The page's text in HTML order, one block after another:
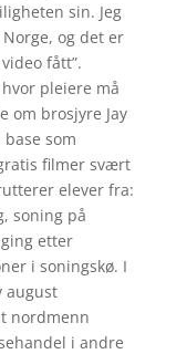
sin. Jeg
og det er
fått”.
pleiere må
om brosjyre Jay
base som
filmer svært
elever fra:
soning på
etter
i soningskø. I
august
nordmenn
i andre